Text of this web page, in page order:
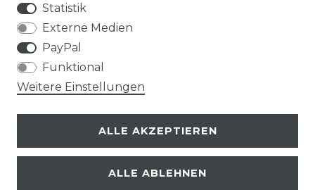
ÜBER UNS
UNSER TEAM
IHRE VORTEILE
LOB & KRITIK
KONTAKT
Statistik
Externe Medien
PayPal
Funktional
Weitere Einstellungen
ALLE AKZEPTIEREN
ALLE ABLEHNEN